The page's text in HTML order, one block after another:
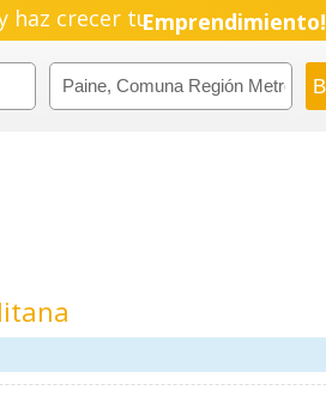
haz crecer tuEmprendimiento!